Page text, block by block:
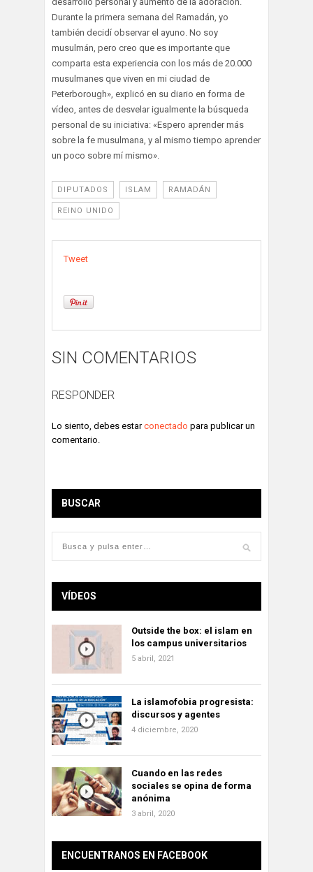
Durante la primera semana del Ramadán, yo
también decidí observar el ayuno. No soy
musulmán, pero creo que es importante que
comparta esta experiencia con los más de 20.000
musulmanes que viven en mi ciudad de
Peterborough», explicó en su diario en forma de
vídeo, antes de desvelar igualmente la búsqueda
personal de su iniciativa: «Espero aprender más
sobre la fe musulmana, y al mismo tiempo aprender
un poco sobre mí mismo».
DIPUTADOS ISLAM RAMADÁN
REINO UNIDO
Tweet
SIN COMENTARIOS
RESPONDER
Lo siento, debes estarconectado para publicar un
comentario.
BUSCAR
VÍDEOS
Outside the box: el islam en
los campus universitarios
5 abril, 2021
La islamofobia progresista:
discursos y agentes
4 diciembre, 2020
Cuando en las redes
sociales se opina de forma
anónima
3 abril, 2020
ENCUENTRANOS EN FACEBOOK